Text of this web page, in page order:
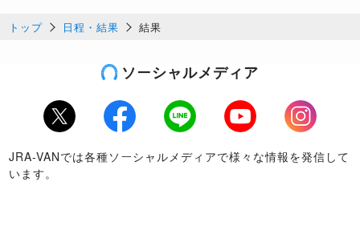
トップ 日程・結果 結果
ソーシャルメディア
Twitter Facebook LINE Youtube
Instagram
JRA-VANでは各種ソーシャルメディアで様々な情報を発信して
います。